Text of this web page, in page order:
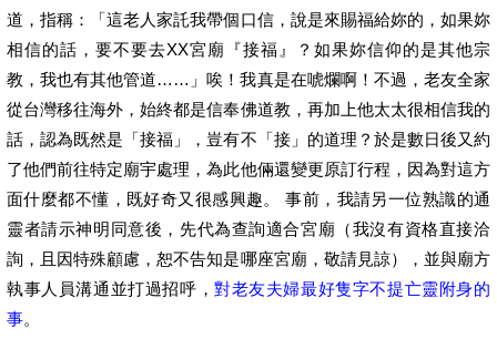
道，指稱：「這老人家託我帶個口信，說是來賜福給妳的，如果妳
相信的話，要不要去XX宮廟『接福』？如果妳信仰的是其他宗
教，我也有其他管道……」唉！我真是在唬爛啊！不過，老友全家
從台灣移往海外，始終都是信奉佛道教，再加上他太太很相信我的
話，認為既然是「接福」，豈有不「接」的道理？於是數日後又約
了他們前往特定廟宇處理，為此他倆還變更原訂行程，因為對這方
面什麼都不懂，既好奇又很感興趣。 事前，我請另一位熟識的通
靈者請示神明同意後，先代為查詢適合宮廟（我沒有資格直接洽
詢，且因特殊顧慮，恕不告知是哪座宮廟，敬請見諒），並與廟方
執事人員溝通並打過招呼，對老友夫婦最好隻字不提亡靈附身的
事。